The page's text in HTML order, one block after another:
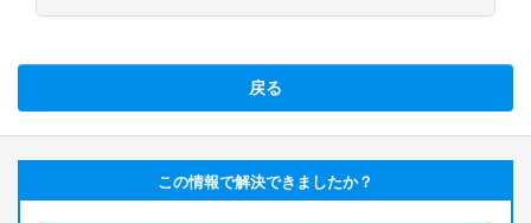
戻る
この情報で解決できましたか？